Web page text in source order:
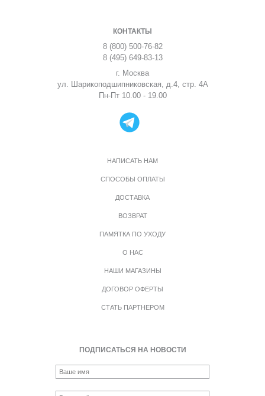
КОНТАКТЫ
8 (800) 500-76-82
8 (495) 649-83-13
г. Москва
ул. Шарикоподшипниковская, д.4, стр. 4А
Пн-Пт 10.00 - 19.00
НАПИСАТЬ НАМ
СПОСОБЫ ОПЛАТЫ
ДОСТАВКА
ВОЗВРАТ
ПАМЯТКА ПО УХОДУ
О НАС
НАШИ МАГАЗИНЫ
ДОГОВОР ОФЕРТЫ
СТАТЬ ПАРТНЕРОМ
ПОДПИСАТЬСЯ НА НОВОСТИ